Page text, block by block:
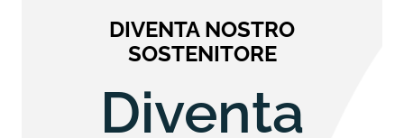
DIVENTA NOSTRO
SOSTENITORE
Diventa